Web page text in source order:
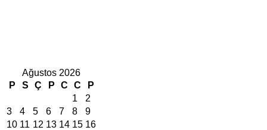
Ağustos 2026
P
S Ç P C C
P
1
2
3
4 5 6 7 8
9
10 11 12 13 14 15 16